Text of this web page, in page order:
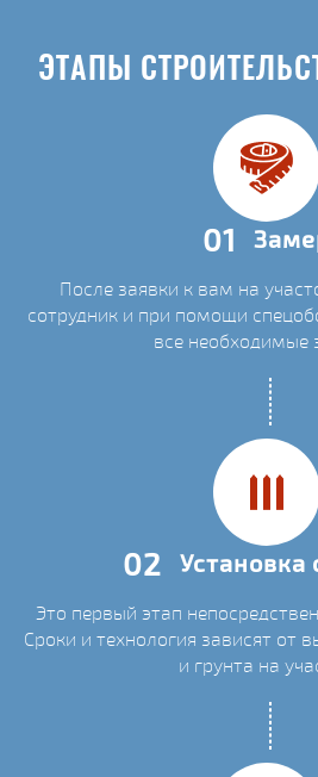
ЭТАПЫ
01
После заявки к вам на
сотрудник и при помощи
все необходимые
02 Установка
Это первый этап
Сроки и технология зависят от
и грунта на